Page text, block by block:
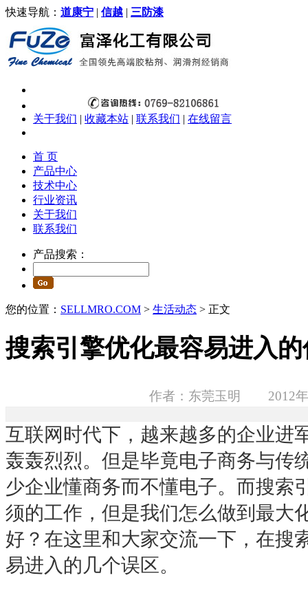
快速导航： 道康宁 | 信越 | 三防漆
关于我们 | 收藏本站 | 联系我们 | 在线留言
首 页
产品中心
技术中心
行业资讯
关于我们
联系我们
产品搜索：
您的位置： SELLMRO.COM > 生活动态 > 正文
搜索引擎优化最容易进入
作者：东莞玉明 2012年
互联网时代下，越来越多的企业进
轰轰烈烈。但是毕竟电子商务与传
少企业懂商务而不懂电子。而搜索
须的工作，但是我们怎么做到最大
好？在这里和大家交流一下，在搜
易进入的几个误区。